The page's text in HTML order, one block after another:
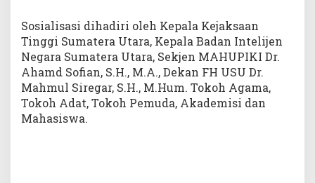
3
T
e
n
t
a
n
Sosialisasi dihadiri oleh Kepala Kejaksaan
Tinggi Sumatera Utara, Kepala Badan Intelijen
Negara Sumatera Utara, Sekjen MAHUPIKI Dr.
Ahamd Sofian, S.H., M.A., Dekan FH USU Dr.
Mahmul Siregar, S.H., M.Hum. Tokoh Agama,
Tokoh Adat, Tokoh Pemuda, Akademisi dan
Mahasiswa.